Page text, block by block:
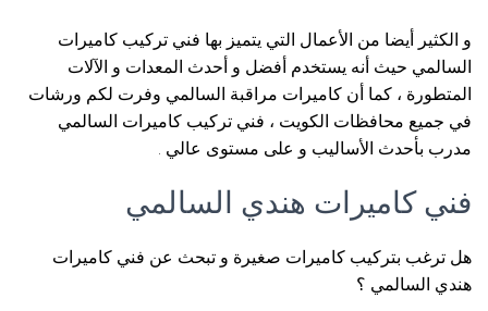
و الكثير أيضا من الأعمال التي يتميز بها فني تركيب كاميرات
السالمي حيث أنه يستخدم أفضل و أحدث المعدات و الآلات
المتطورة ، كما أن كاميرات مراقبة السالمي وفرت لكم ورشات
في جميع محافظات الكويت ، فني تركيب كاميرات السالمي
مدرب بأحدث الأساليب و على مستوى عالي .
فني كاميرات هندي السالمي
هل ترغب بتركيب كاميرات صغيرة و تبحث عن فني كاميرات
هندي السالمي ؟